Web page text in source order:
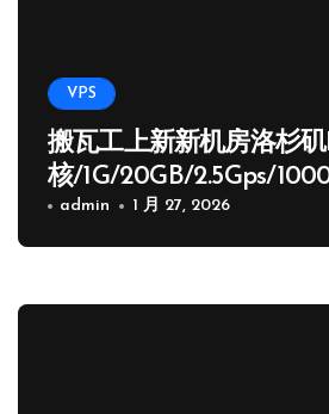
VPS
搬瓦工上新新机房洛杉
核/1G/20GB/2.5Gps/
65.89 USD
admin 1 月 27, 2026